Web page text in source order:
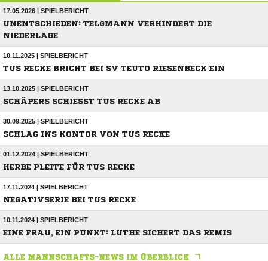
17.05.2026 | SPIELBERICHT
UNENTSCHIEDEN: TELGMANN VERHINDERT DIE
NIEDERLAGE
10.11.2025 | SPIELBERICHT
TUS RECKE BRICHT BEI SV TEUTO RIESENBECK EIN
13.10.2025 | SPIELBERICHT
SCHÄPERS SCHIESST TUS RECKE AB
30.09.2025 | SPIELBERICHT
SCHLAG INS KONTOR VON TUS RECKE
01.12.2024 | SPIELBERICHT
HERBE PLEITE FÜR TUS RECKE
17.11.2024 | SPIELBERICHT
NEGATIVSERIE BEI TUS RECKE
10.11.2024 | SPIELBERICHT
EINE FRAU, EIN PUNKT: LUTHE SICHERT DAS REMIS
ALLE MANNSCHAFTS-NEWS IM ÜBERBLICK